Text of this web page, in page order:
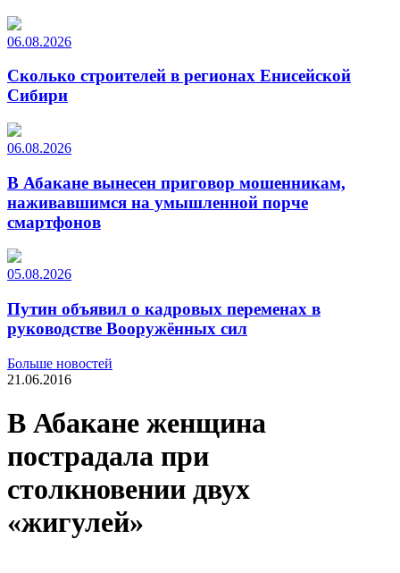
06.08.2026
Сколько строителей в регионах Енисейской
Сибири
06.08.2026
В Абакане вынесен приговор мошенникам,
наживавшимся на умышленной порче
смартфонов
05.08.2026
Путин объявил о кадровых переменах в
руководстве Вооружённых сил
Больше новостей
21.06.2016
В Абакане женщина
пострадала при
столкновении двух
«жигулей»